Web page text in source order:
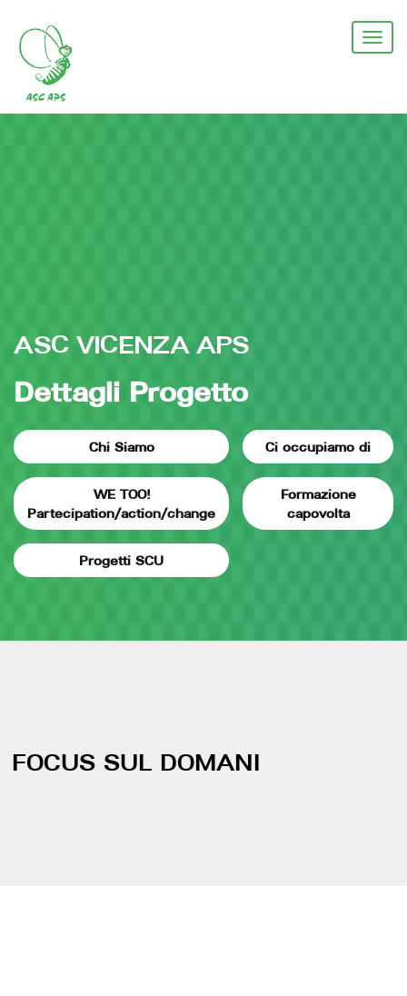
contenuto
principale
ASC VICENZA APS
Dettagli Progetto
Chi Siamo Ci occupiamo di
WE TOO!
Partecipation/action/change
Formazione
capovolta
Progetti SCU
FOCUS SUL DOMANI